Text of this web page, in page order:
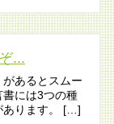
...
あるとスムー
書には3つの種
あります。 […]